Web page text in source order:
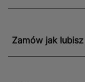
Zamów jak lubisz